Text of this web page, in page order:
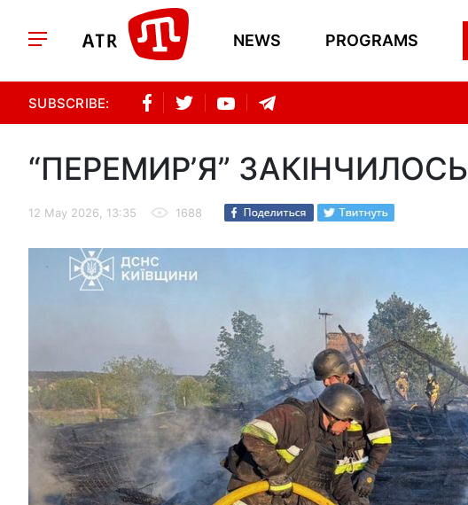
NEWS PROGRAMS
SUBSCRIBE:
“ПЕРЕМИР’Я” ЗАКІНЧИЛОСЬ
12 May 2026, 13:35 1688